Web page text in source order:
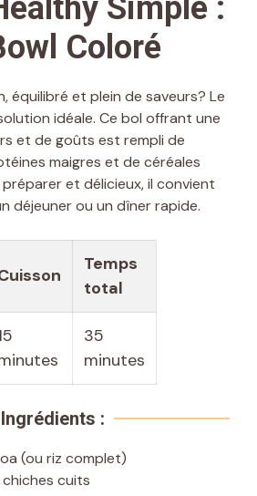
Simple :
Coloré
équilibré et plein de saveurs? Le
idéale. Ce bol offrant une
et de goûts est rempli de
maigres et de céréales
et délicieux, il convient
déjeuner ou un dîner rapide.
Temps
total
35
minutes
Ingrédients :
(ou riz complet)
cuits